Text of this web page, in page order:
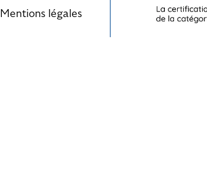
Mentions légales